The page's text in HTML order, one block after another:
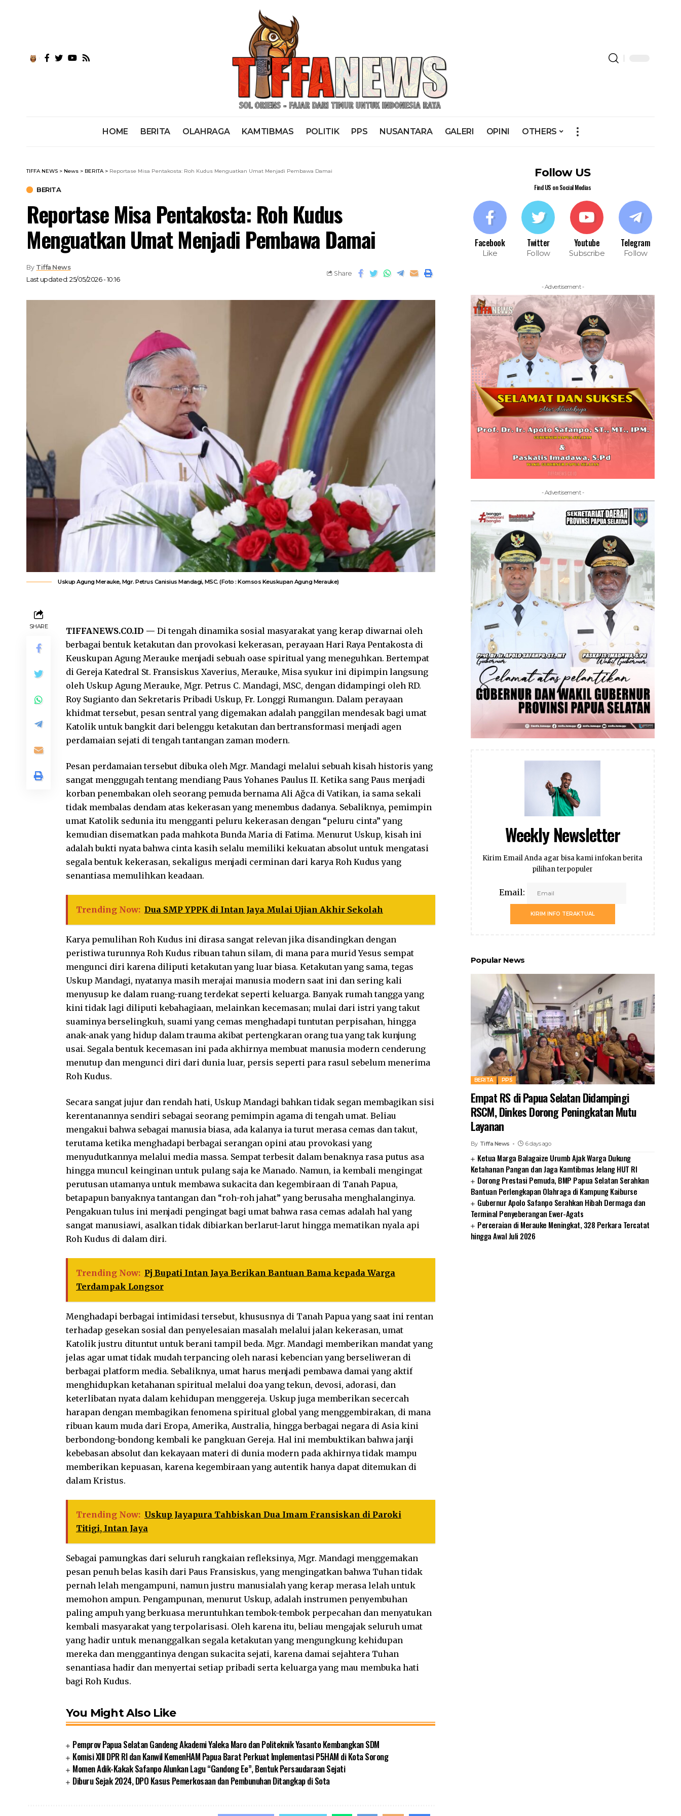
HOME BERITA OLAHRAGA KAMTIBMAS POLITIK PPS NUSANTARA GALERI OPINI OTHERS
TIFFA NEWS > News > BERITA> Reportase Misa Pentakosta: Roh Kudus Menguatkan Umat Menjadi Pembawa Damai
BERITA
Reportase Misa Pentakosta: Roh Kudus
Menguatkan Umat Menjadi Pembawa Damai
Last updated: 25/05/2026 - 10:16
By Tiffa News
Share
Uskup Agung Merauke, Mgr. Petrus Canisius Mandagi, MSC. (Foto : Komsos Keuskupan Agung Merauke)
SHARE TIFFANEWS.CO.ID — Di tengah dinamika sosial masyarakat yang kerap diwarnai oleh
berbagai bentuk ketakutan dan provokasi kekerasan, perayaan Hari Raya Pentakosta di
Keuskupan Agung Merauke menjadi sebuah oase spiritual yang meneguhkan. Bertempat
di Gereja Katedral St. Fransiskus Xaverius, Merauke, Misa syukur ini dipimpin langsung
oleh Uskup Agung Merauke, Mgr. Petrus C. Mandagi, MSC, dengan didampingi oleh RD.
Roy Sugianto dan Sekretaris Pribadi Uskup, Fr. Longgi Rumangun. Dalam perayaan
khidmat tersebut, pesan sentral yang digemakan adalah panggilan mendesak bagi umat
Katolik untuk bangkit dari belenggu ketakutan dan bertransformasi menjadi agen
perdamaian sejati di tengah tantangan zaman modern.
Pesan perdamaian tersebut dibuka oleh Mgr. Mandagi melalui sebuah kisah historis yang
sangat menggugah tentang mendiang Paus Yohanes Paulus II. Ketika sang Paus menjadi
korban penembakan oleh seorang pemuda bernama Ali Ağca di Vatikan, ia sama sekali
tidak membalas dendam atas kekerasan yang menembus dadanya. Sebaliknya, pemimpin
umat Katolik sedunia itu mengganti peluru kekerasan dengan “peluru cinta” yang
kemudian disematkan pada mahkota Bunda Maria di Fatima. Menurut Uskup, kisah ini
adalah bukti nyata bahwa cinta kasih selalu memiliki kekuatan absolut untuk mengatasi
segala bentuk kekerasan, sekaligus menjadi cerminan dari karya Roh Kudus yang
senantiasa memulihkan keadaan.
Trending Now: Dua SMP YPPK di Intan Jaya Mulai Ujian Akhir Sekolah
Karya pemulihan Roh Kudus ini dirasa sangat relevan jika disandingkan dengan
peristiwa turunnya Roh Kudus ribuan tahun silam, di mana para murid Yesus sempat
mengunci diri karena diliputi ketakutan yang luar biasa. Ketakutan yang sama, tegas
Uskup Mandagi, nyatanya masih merajai manusia modern saat ini dan sering kali
menyusup ke dalam ruang-ruang terdekat seperti keluarga. Banyak rumah tangga yang
kini tidak lagi diliputi kebahagiaan, melainkan kecemasan; mulai dari istri yang takut
suaminya berselingkuh, suami yang cemas menghadapi tuntutan perpisahan, hingga
anak-anak yang hidup dalam trauma akibat pertengkaran orang tua yang tak kunjung
usai. Segala bentuk kecemasan ini pada akhirnya membuat manusia modern cenderung
menutup dan mengunci diri dari dunia luar, persis seperti para rasul sebelum menerima
Roh Kudus.
Secara sangat jujur dan rendah hati, Uskup Mandagi bahkan tidak segan membagikan sisi
kerentanannya sendiri sebagai seorang pemimpin agama di tengah umat. Beliau
mengakui bahwa sebagai manusia biasa, ada kalanya ia turut merasa cemas dan takut,
terutama ketika menghadapi berbagai serangan opini atau provokasi yang
menyudutkannya melalui media massa. Sempat terbesit dalam benaknya rasa putus asa
hingga muncul keinginan untuk pulang saja ke Manado. Namun, ia kembali mengingat
perutusan utamanya untuk membawa sukacita dan kegembiraan di Tanah Papua,
betapapun banyaknya tantangan dan “roh-roh jahat” yang berusaha menghalanginya.
Pengakuan tulus ini menjadi pengingat bagi umat bahwa rasa cemas adalah hal yang
sangat manusiawi, asalkan tidak dibiarkan berlarut-larut hingga mematikan nyala api
Roh Kudus di dalam diri.
Trending Now: Pj Bupati Intan Jaya Berikan Bantuan Bama kepada Warga
Terdampak Longsor
Menghadapi berbagai intimidasi tersebut, khususnya di Tanah Papua yang saat ini rentan
terhadap gesekan sosial dan penyelesaian masalah melalui jalan kekerasan, umat
Katolik justru dituntut untuk berani tampil beda. Mgr. Mandagi memberikan mandat yang
jelas agar umat tidak mudah terpancing oleh narasi kebencian yang berseliweran di
berbagai platform media. Sebaliknya, umat harus menjadi pembawa damai yang aktif
menghidupkan ketahanan spiritual melalui doa yang tekun, devosi, adorasi, dan
keterlibatan nyata dalam kehidupan menggereja. Uskup juga memberikan secercah
harapan dengan membagikan fenomena spiritual global yang menggembirakan, di mana
ribuan kaum muda dari Eropa, Amerika, Australia, hingga berbagai negara di Asia kini
berbondong-bondong kembali ke pangkuan Gereja. Hal ini membuktikan bahwa janji
kebebasan absolut dan kekayaan materi di dunia modern pada akhirnya tidak mampu
memberikan kepuasan, karena kegembiraan yang autentik hanya dapat ditemukan di
dalam Kristus.
Trending Now: Uskup Jayapura Tahbiskan Dua Imam Fransiskan di Paroki
Titigi, Intan Jaya
Sebagai pamungkas dari seluruh rangkaian refleksinya, Mgr. Mandagi menggemakan
pesan penuh belas kasih dari Paus Fransiskus, yang mengingatkan bahwa Tuhan tidak
pernah lelah mengampuni, namun justru manusialah yang kerap merasa lelah untuk
memohon ampun. Pengampunan, menurut Uskup, adalah instrumen penyembuhan
paling ampuh yang berkuasa meruntuhkan tembok-tembok perpecahan dan menyatukan
kembali masyarakat yang terpolarisasi. Oleh karena itu, beliau mengajak seluruh umat
yang hadir untuk menanggalkan segala ketakutan yang mengungkung kehidupan
mereka dan menggantinya dengan sukacita sejati, karena damai sejahtera Tuhan
senantiasa hadir dan menyertai setiap pribadi serta keluarga yang mau membuka hati
bagi Roh Kudus.
You Might Also Like
Pemprov Papua Selatan Gandeng Akademi Yaleka Maro dan Politeknik Yasanto Kembangkan SDM
Komisi XIII DPR RI dan Kanwil KemenHAM Papua Barat Perkuat Implementasi P5HAM di Kota Sorong
Momen Adik-Kakak Safanpo Alunkan Lagu “Gandong Ee”, Bentuk Persaudaraan Sejati
Diburu Sejak 2024, DPO Kasus Pemerkosaan dan Pembunuhan Ditangkap di Sota
Follow US
Find US on Social Medias
Facebook
Like
Twitter
Follow
Youtube
Subscribe
Telegram
Follow
- Advertisement -
- Advertisement -
Weekly Newsletter
Kirim Email Anda agar bisa kami infokan berita
pilihan terpopuler
Email:
KIRIM INFO TERAKTUAL
Popular News
BERITA PPS
Empat RS di Papua Selatan Didampingi
RSCM, Dinkes Dorong Peningkatan Mutu
Layanan
By Tiffa News 6 days ago
Ketua Marga Balagaize Urumb Ajak Warga Dukung
Ketahanan Pangan dan Jaga Kamtibmas Jelang HUT RI
Dorong Prestasi Pemuda, BMP Papua Selatan Serahkan
Bantuan Perlengkapan Olahraga di Kampung Kaiburse
Gubernur Apolo Safanpo Serahkan Hibah Dermaga dan
Terminal Penyeberangan Ewer-Agats
Perceraian di Merauke Meningkat, 328 Perkara Tercatat
hingga Awal Juli 2026